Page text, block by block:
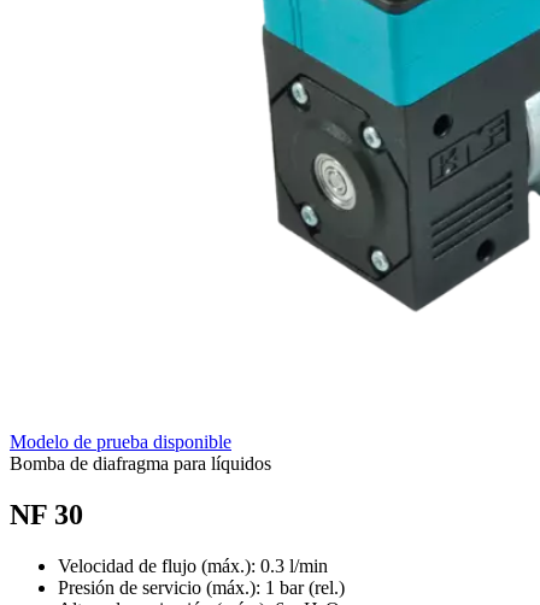
Modelo de prueba disponible
Bomba de diafragma para líquidos
NF 30
Velocidad de flujo (máx.): 0.3 l/min
Presión de servicio (máx.): 1 bar (rel.)